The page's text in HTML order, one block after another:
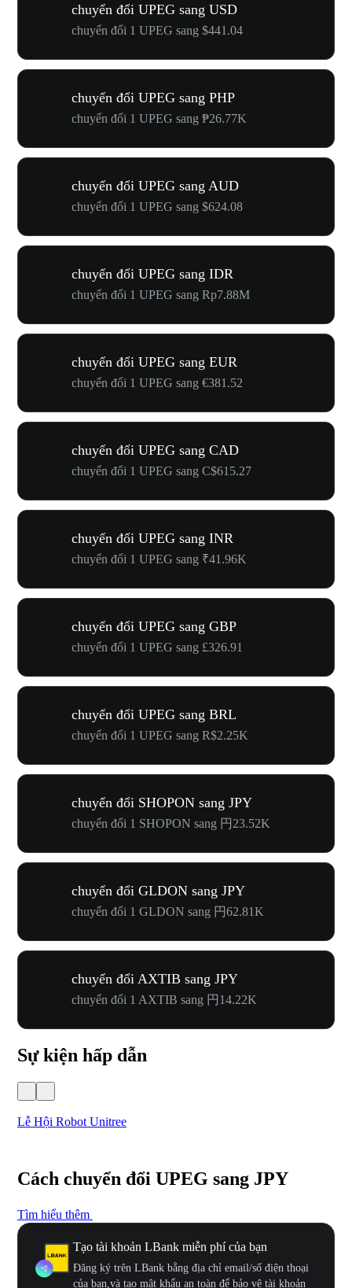
chuyển đổi UPEG sang USD
chuyển đổi 1 UPEG sang $441.04
chuyển đổi UPEG sang PHP
chuyển đổi 1 UPEG sang ₱26.77K
chuyển đổi UPEG sang AUD
chuyển đổi 1 UPEG sang $624.08
chuyển đổi UPEG sang IDR
chuyển đổi 1 UPEG sang Rp7.88M
chuyển đổi UPEG sang EUR
chuyển đổi 1 UPEG sang €381.52
chuyển đổi UPEG sang CAD
chuyển đổi 1 UPEG sang C$615.27
chuyển đổi UPEG sang INR
chuyển đổi 1 UPEG sang ₹41.96K
chuyển đổi UPEG sang GBP
chuyển đổi 1 UPEG sang £326.91
chuyển đổi UPEG sang BRL
chuyển đổi 1 UPEG sang R$2.25K
chuyển đổi SHOPON sang JPY
chuyển đổi 1 SHOPON sang 円23.52K
chuyển đổi GLDON sang JPY
chuyển đổi 1 GLDON sang 円62.81K
chuyển đổi AXTIB sang JPY
chuyển đổi 1 AXTIB sang 円14.22K
Sự kiện hấp dẫn
Lễ Hội Robot Unitree
Cách chuyển đổi UPEG sang JPY
Tìm hiểu thêm
Tạo tài khoản LBank miễn phí của bạn
Đăng ký trên LBank bằng địa chỉ email/số điện thoại
của bạn,và tạo mật khẩu an toàn để bảo vệ tài khoản